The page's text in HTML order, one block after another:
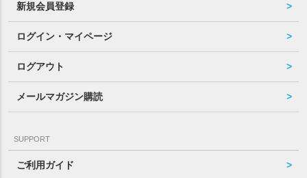
新規会員登録
ログイン・マイページ
ログアウト
メールマガジン購読
SUPPORT
ご利用ガイド